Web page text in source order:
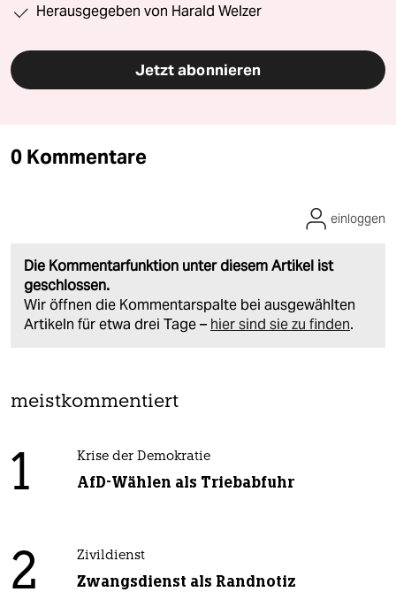
Herausgegeben von Harald Welzer
Jetzt abonnieren
0 Kommentare
Die Kommentarfunktion unter diesem Artikel ist
geschlossen.
Wir öffnen die Kommentarspalte bei ausgewählten
Artikeln für etwa drei Tage – hier sind sie zu finden.
einloggen
meistkommentiert
1 Krise der Demokratie
AfD-Wählen als Triebabfuhr
2 Zivildienst
Zwangsdienst als Randnotiz